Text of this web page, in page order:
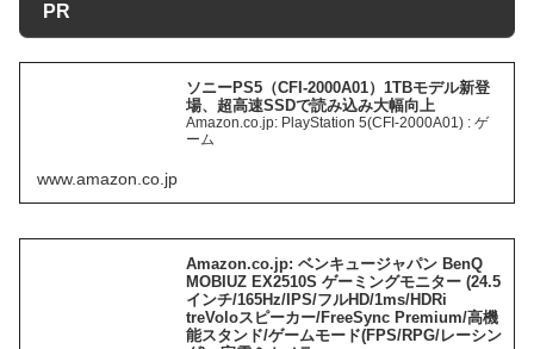
PR
ソニーPS5（CFI-2000A01）1TBモデル新登
場、超高速SSDで読み込み大幅向上
Amazon.co.jp: PlayStation 5(CFI-2000A01) : ゲ
ーム
www.amazon.co.jp
Amazon.co.jp: ベンキュージャパン BenQ
MOBIUZ EX2510S ゲーミングモニター (24.5
インチ/165Hz/IPS/フルHD/1ms/HDRi
treVoloスピーカー/FreeSync Premium/高機
能スタンド/ゲームモード(FPS/RPG/レーシン